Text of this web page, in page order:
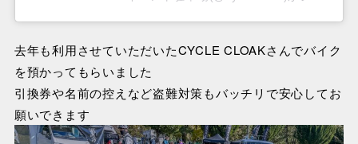
去年も利用させていただいたCYCLE CLOAKさんでバイク
を預かってもらいました
引換券や名前の控えなど盗難対策もバッチリで安心してお
願いできます